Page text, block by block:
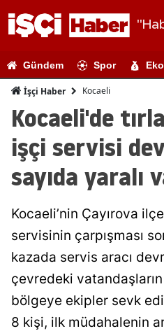
Gündem Spor
İşçi Haber Kocaeli
Kocaeli'de
işçi servisi
sayıda yaralı
Kocaeli’nin Çayırova
servisinin çarpışması
kazada servis aracı
çevredeki
bölgeye ekipler sevk
8 kişi, ilk müdahalenin